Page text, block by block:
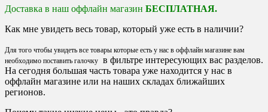
Доставка в наш оффлайн магазин БЕСПЛАТНАЯ.
Как мне увидеть весь товар, который уже есть в наличии?
Для того чтобы увидеть все товары которые есть у нас в оффлайн магазине вам
необходимо поставить галочку в фильтре интересующих вас разделов.
На сегодня большая часть товара уже находится у нас в
оффлайн магазине или на наших складах ближайших
регионов.